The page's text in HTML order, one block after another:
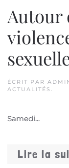
Autour
ÉCRIT PAR
ACTUALITÉS
Samedi...
Lire la